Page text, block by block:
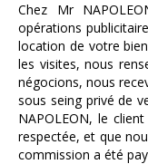
Chez Mr
opérations
location de votre
les visites, nous
négocions, nous
sous seing privé de
NAPOLEON, le
respectée, et que
commission a été